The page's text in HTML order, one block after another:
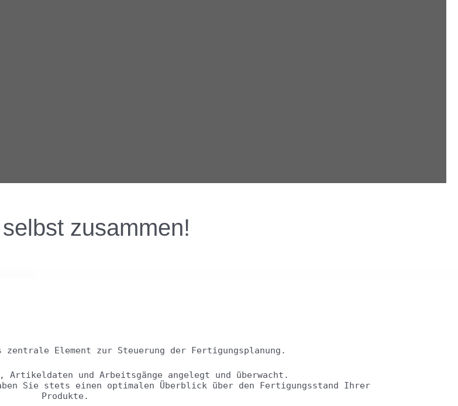
zusammen!
zentrale Element zur Steuerung der Fertigungsplanung.
Artikeldaten und Arbeitsgänge angelegt und überwacht.
Sie stets einen optimalen Überblick über den Fertigungsstand Ihrer
Produkte.